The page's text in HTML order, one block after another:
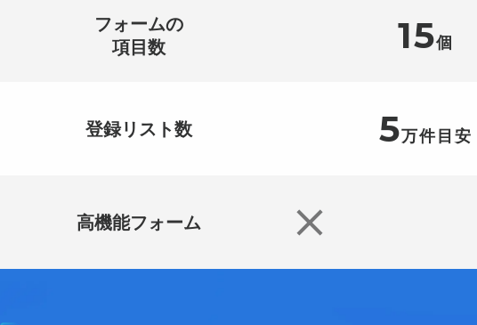
フォームの
項目数
15個
登録リスト数 5万件目安
高機能フォーム